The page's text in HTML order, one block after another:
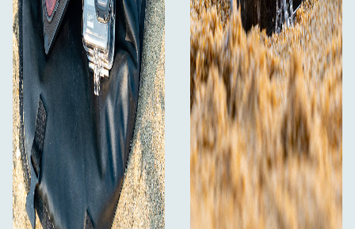
1x purpurinis filtras
1x dėklas
1x mikropluošto valymo šluostė